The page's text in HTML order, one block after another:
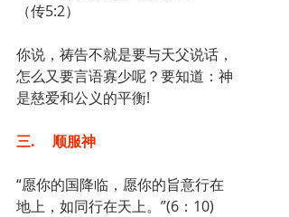
（传5:2）
你说，祷告不就是要与天父说话，
怎么又要言语寡少呢？要知道：神
是慈爱和公义的平衡!
三.	顺服神
“愿你的国降临，愿你的旨意行在
地上，如同行在天上。”(6：10)